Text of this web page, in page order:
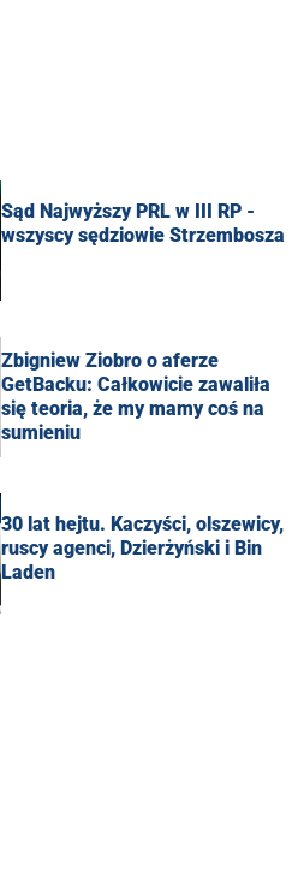
Sąd Najwyższy PRL w III RP -
wszyscy sędziowie Strzembosza
Zbigniew Ziobro o aferze
GetBacku: Całkowicie zawaliła
się teoria, że my mamy coś na
sumieniu
30 lat hejtu. Kaczyści, olszewicy,
ruscy agenci, Dzierżyński i Bin
Laden